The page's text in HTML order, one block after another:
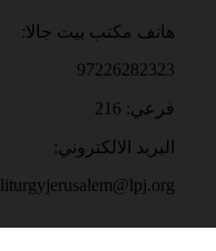
هاتف مكتب بيت جالا:
97226282323
فرعي: 216
البريد الالكتروني:
liturgyjerusalem@lpj.org